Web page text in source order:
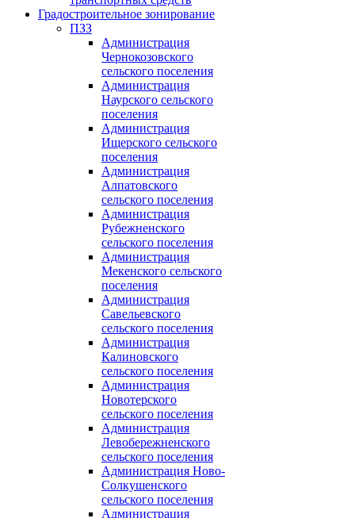
Градостроительное зонирование
ПЗЗ
Администрация
Чернокозовского
сельского поселения
Администрация
Наурского сельского
поселения
Администрация
Ищерского сельского
поселения
Администрация
Алпатовского
сельского поселения
Администрация
Рубежненского
сельского поселения
Администрация
Мекенского сельского
поселения
Администрация
Савельевского
сельского поселения
Администрация
Калиновского
сельского поселения
Администрация
Новотерского
сельского поселения
Администрация
Левобережненского
сельского поселения
Администрация Ново-
Солкушенского
сельского поселения
Администрация